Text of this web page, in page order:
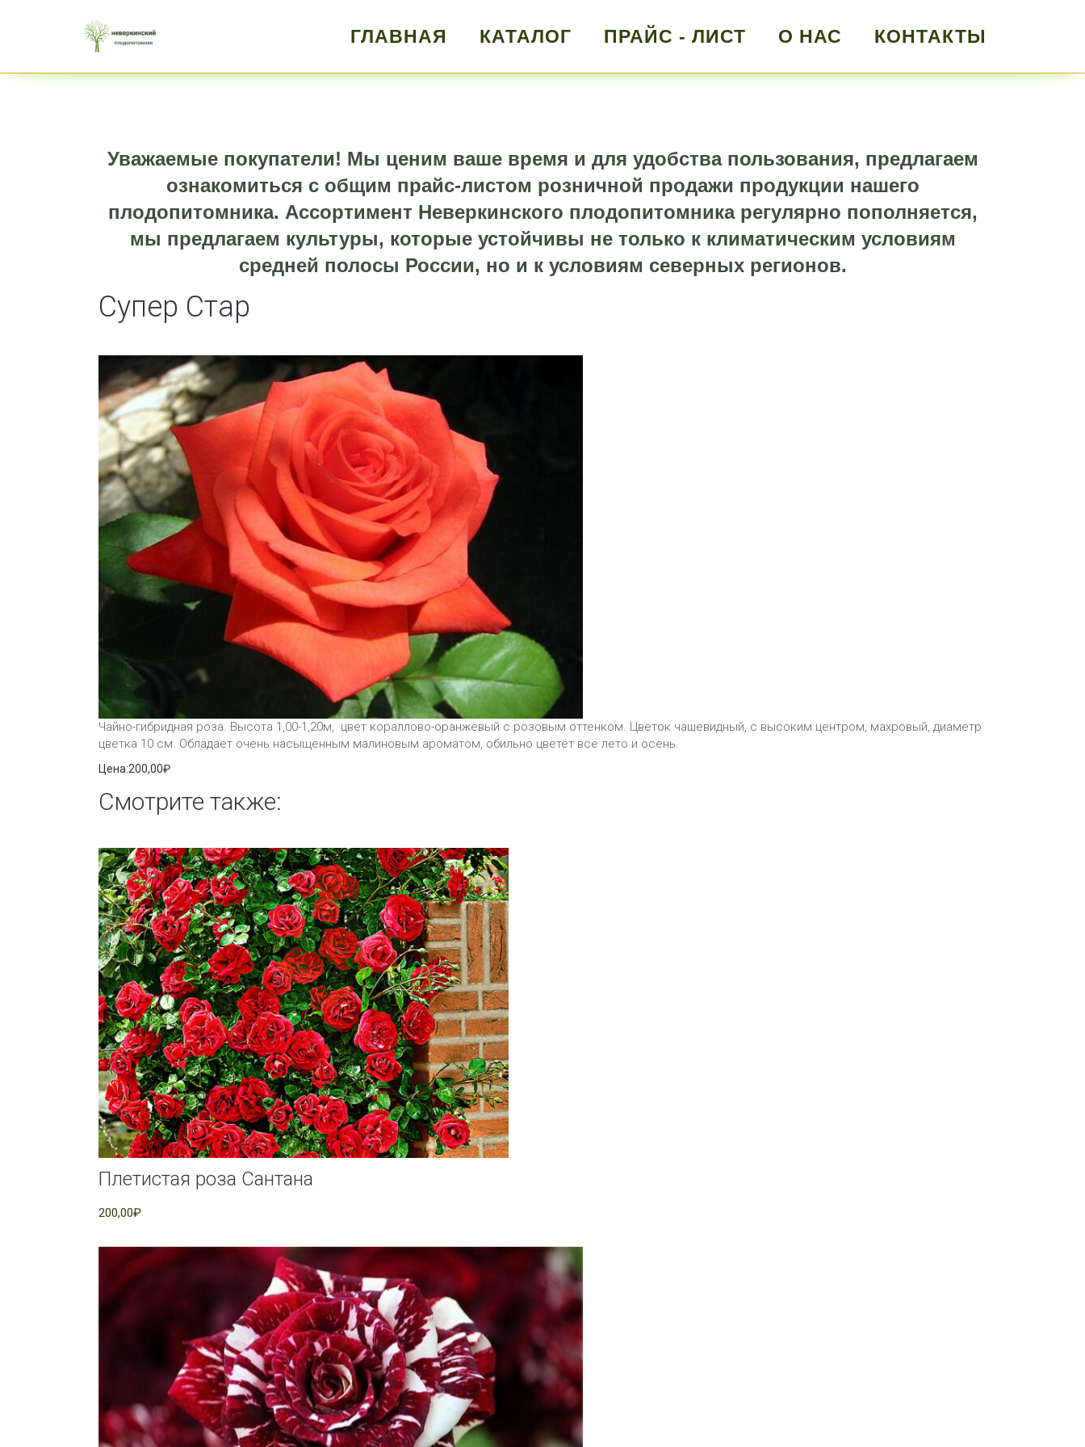
ГЛАВНАЯ КАТАЛОГ ПРАЙС - ЛИСТ О НАС КОНТАКТЫ
Уважаемые покупатели! Мы ценим ваше время и для удобства пользования, предлагаем
ознакомиться с общим прайс-листом розничной продажи продукции нашего
плодопитомника. Ассортимент Неверкинского плодопитомника регулярно пополняется,
мы предлагаем культуры, которые устойчивы не только к климатическим условиям
средней полосы России, но и к условиям северных регионов.
Супер Стар
Чайно-гибридная роза. Высота 1,00-1,20м, цвет кораллово-оранжевый с розовым оттенком. Цветок чашевидный, с высоким центром, махровый, диаметр
цветка 10 см. Обладает очень насыщенным малиновым ароматом, обильно цветёт всё лето и осень.
Цена:200,00₽
Смотрите также:
Плетистая роза Сантана
200,00₽